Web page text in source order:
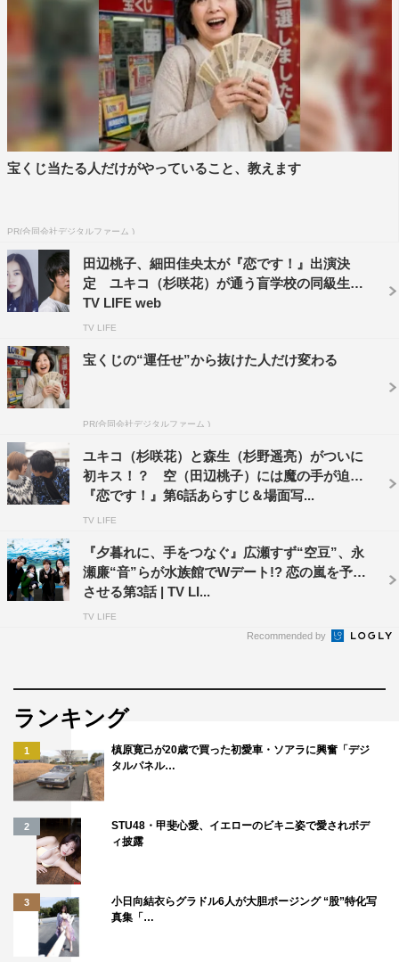
宝くじ当たる人だけがやっていること、教えます
PR(合同会社デジタルファーム )
田辺桃子、細田佳央太が『恋です！』出演決
定 ユキコ（杉咲花）が通う盲学校の同級生役 |
TV LIFE web
TV LIFE
宝くじの“運任せ”から抜けた人だけ変わる
PR(合同会社デジタルファーム )
ユキコ（杉咲花）と森生（杉野遥亮）がついに
初キス！？ 空（田辺桃子）には魔の手が迫る
『恋です！』第6話あらすじ＆場面写...
TV LIFE
『夕暮れに、手をつなぐ』広瀬すず“空豆”、永
瀬廉“音”らが水族館でWデート!? 恋の嵐を予感
させる第3話 | TV LI...
TV LIFE
Recommended by
ランキング
1
槙原寛己が20歳で買った初愛車・ソアラに興奮「デジ
タルパネル…
2
STU48・甲斐心愛、イエローのビキニ姿で愛されボデ
ィ披露
3
小日向結衣らグラドル6人が大胆ポージング “股”特化写
真集「…